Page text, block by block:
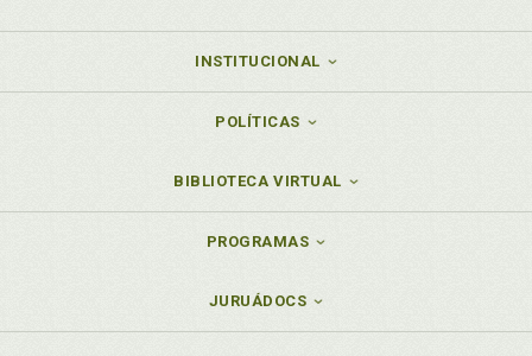
INSTITUCIONAL
POLÍTICAS
BIBLIOTECA VIRTUAL
PROGRAMAS
JURUÁDOCS